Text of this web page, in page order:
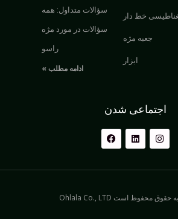
خط دار
جعبه مژه
ابزار
سؤالات متداول: همه
سؤالات در مورد مژه
راسو
ادامه مطلب »
اجتماعی شدن